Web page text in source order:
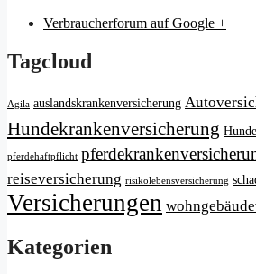
Verbraucherforum auf Google +
Tagcloud
Agila auslandskrankenversicherung
Hundekrankenversicherung
pferdehaftpflicht
reiseversicherung risikolebensversicherung
Versicherungen
Kategorien